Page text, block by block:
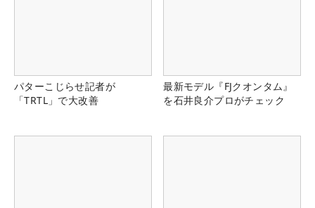
パターこじらせ記者が
「TRTL」で大改善
最新モデル『FJクオンタム』
を石井良介プロがチェック